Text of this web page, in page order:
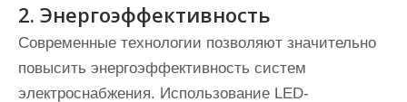
2. Энергоэффективность
Современные технологии позволяют значительно
повысить энергоэффективность систем
электроснабжения. Использование LED-